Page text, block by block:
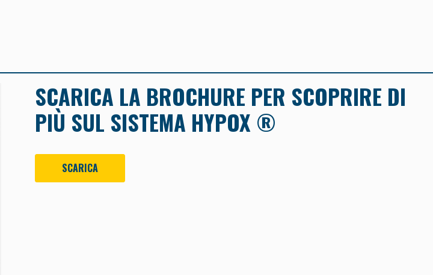
SCARICA LA BROCHURE PER SCOPRIRE DI
PIÙ SUL SISTEMA HYPOX ®
SCARICA